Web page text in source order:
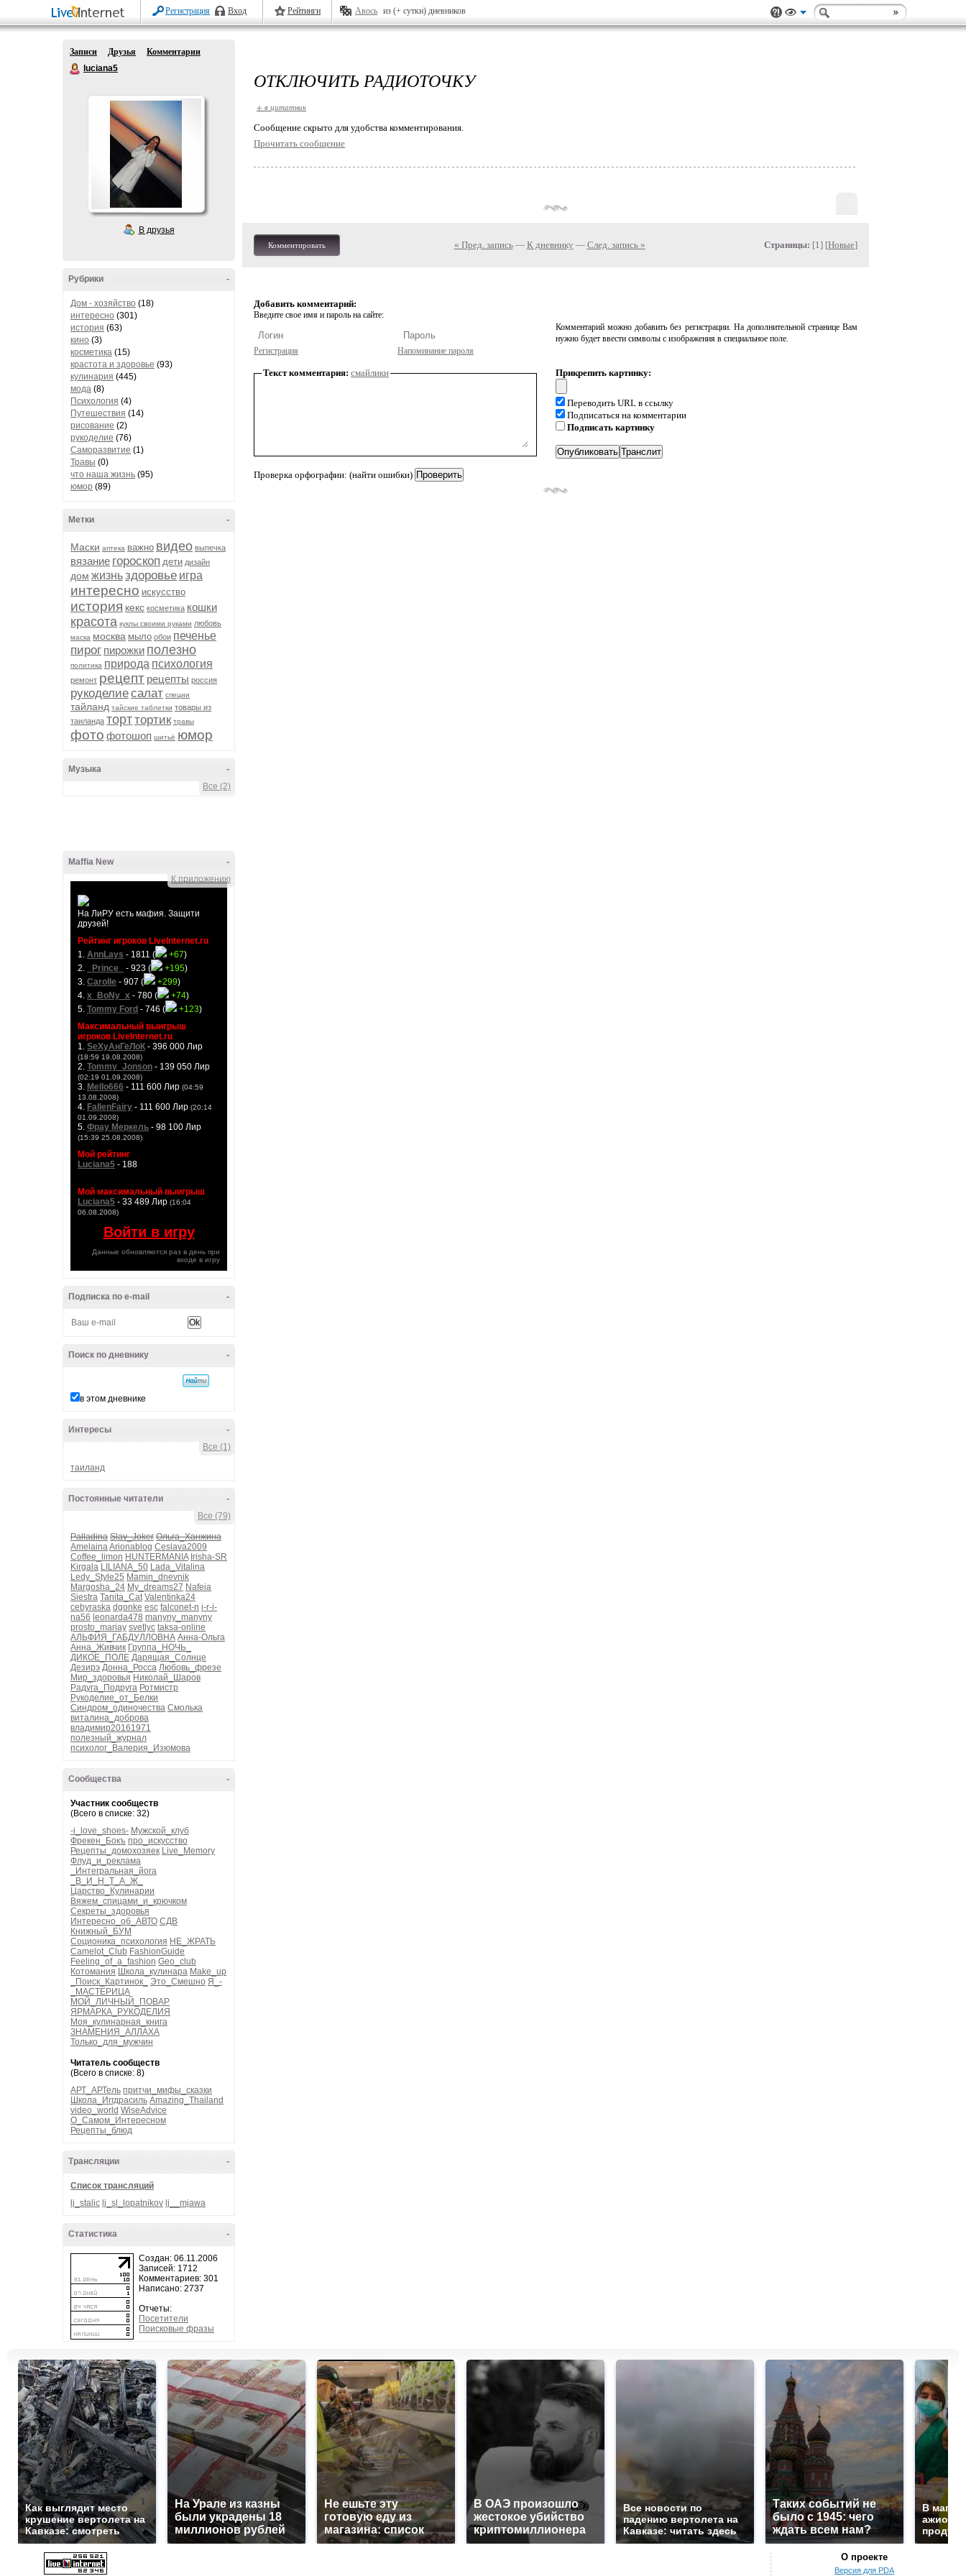
Регистрация Вход Рейтинги Авось из (+ сутки) дневников
Записи Друзья
Комментарии
luciana5
В друзья
-
Рубрики
Дом - хозяйство (18)
интересно (301)
история (63)
кино (3)
косметика (15)
крастота и здоровье (93)
кулинария (445)
мода (8)
Психология (4)
Путешествия (14)
рисование (2)
рукоделие (76)
Саморазвитие (1)
Травы (0)
что наша жизнь (95)
юмор (89)
-
Метки
Маски аптека важно видео выпечка
вязание гороскоп дети дизайн
дом жизньздоровье игра
интересно искусство
история кекс косметика кошки
красота куклы своими руками любовь
маска москва мыло обои печенье
пирог пирожки полезно
политика природа психология
ремонт рецепт рецепты россия
рукоделиесалат специи
тайланд тайские таблетки товары из
таиланда торттортик травы
фото фотошоп шитьё юмор
-
Музыка
Все (2)
-
Maffia New
К приложению
На ЛиРУ есть мафия. Защити
друзей!
Рейтинг игроков LiveInternet.ru
1. AnnLays - 1811 ( +67)
2.
_Prince_ - 923 ( +195)
3. Carolle - 907 ( +299)
4. x_BoNy_x - 780 ( +74)
5. Tommy Ford - 746 ( +123)
Максимальный выигрыш
игроков LiveInternet.ru
1. SeXyАнГеЛоК - 396 000 Лир
(18:59 19.08.2008)
2. Tommy_Jonson - 139 050 Лир
(02:19 01.09.2008)
3. Mello666 - 111 600 Лир (04:59
13.08.2008)
4. FallenFairy - 111 600 Лир (20:14
01.09.2008)
5. Фрау Меркель - 98 100 Лир
(15:39 25.08.2008)
Мой рейтинг
Luciana5 - 188
Мой максимальный выигрыш
Luciana5 - 33 489 Лир (16:04
06.08.2008)
Войти в игру
Данные обновляются раз в день при
входе в игру
-
Подписка по e-mail
-
Поиск по дневнику
в этом дневнике
-
Интересы
Все (1)
таиланд
-
Постоянные читатели
Все (79)
Palladina Slav_Joker Ольга_Ханжина
AmelainaArionablog Ceslava2009
Coffee_limon HUNTERMANIA Irisha-SR
Kirgala LILIANA_50 Lada_Vitalina
Ledy_Style25 Mamin_dnevnik
Margosha_24 My_dreams27 Nafeia
Siestra Tanita_Cat Valentinka24
cebyraska dgonke esc falconet-n i-r-i-
na56 leonarda478 manyny_manyny
prosto_mariay svetlyc taksa-online
АЛЬФИЯ_ГАБДУЛЛОВНА Анна-Ольга
Анна_Живчик Группа_НОЧЬ_
ДИКОЕ_ПОЛЕ Дарящая_Солнце
Дезирэ Донна_Росса Любовь_фрезе
Мир_здоровья Николай_Шаров
Радуга_Подруга Ротмистр
Рукоделие_от_Белки
Синдром_одиночества Смолька
виталина_доброва
владимир20161971
полезный_журнал
психолог_Валерия_Изюмова
-
Сообщества
Участник сообществ
(Всего в списке: 32)
-i_love_shoes- Мужской_клуб
Фрекен_Бокъ про_искусство
Рецепты_домохозяек Live_Memory
Флуд_и_реклама
_Интегральная_йога
_В_И_Н_Т_А_Ж_
Царство_Кулинарии
Вяжем_спицами_и_крючком
Секреты_здоровья
Интересно_об_АВТО СДВ
Книжный_БУМ
Соционика_психология НЕ_ЖРАТЬ
Camelot_Club FashionGuide
Feeling_of_a_fashion Geo_club
Котомания Школа_кулинара Make_up
_Поиск_Картинок_
Это_Смешно Я_-
_МАСТЕРИЦА
МОЙ_ЛИЧНЫЙ_ПОВАР
ЯРМАРКА_РУКОДЕЛИЯ
Моя_кулинарная_книга
ЗНАМЕНИЯ_АЛЛАХА
Только_для_мужчин
Читатель сообществ
(Всего в списке: 8)
АРТ_АРТель притчи_мифы_сказки
Школа_Иггдрасиль Amazing_Thailand
video_world WiseAdvice
О_Самом_Интересном
Рецепты_блюд
-
Трансляции
Список трансляций
lj_stalic lj_sl_lopatnikov lj__mjawa
-
Статистика
Создан: 06.11.2006
Записей: 1712
Комментариев: 301
Написано: 2737
Отчеты:
Посетители
Поисковые фразы
ОТКЛЮЧИТЬ РАДИОТОЧКУ
+ в цитатник
Cообщение скрыто для удобства комментирования.
Прочитать сообщение
Комментировать « Пред. запись— К дневнику — След. запись » Страницы: [1] [Новые]
Добавить комментарий:
Введите свое имя и пароль на сайте:
Регистрация Напоминание пароля
Комментарий можно добавить без регистрации. На дополнительной странице Вам
нужно будет ввести символы с изображения в специальное поле.
Текст комментария: смайлики
Проверка орфографии: (найти ошибки)
Прикрепить картинку:
Переводить URL в ссылку
Подписаться на комментарии
Подписать картинку
Как выглядит место
крушение вертолета на
Кавказе: смотреть
На Урале из казны
были украдены 18
миллионов рублей
Не ешьте эту
готовую еду из
магазина: список
В ОАЭ произошло
жестокое убийство
криптомиллионера
Все новости по
падению вертолета на
Кавказе: читать здесь
Таких событий не
было с 1945: чего
ждать всем нам?
В
ажиотаж
О проекте
Версия для PDA